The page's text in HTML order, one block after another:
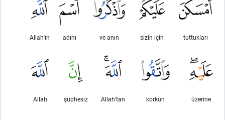
tuttukları
sizin için
ve anın
adını
Allah'ın
üzerine
korkun
Allah'tan
şüphesiz
Allah